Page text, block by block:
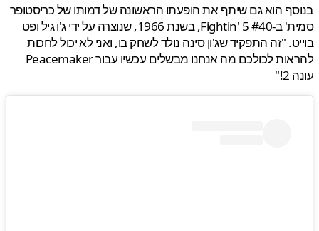
הוא גם שיתף את הופעתו הראשונה של דמותו של כריסטופר
סמית' ב-Fightin' 5 #40, בשנת 1966, שנוצרה על ידי ג'ו גיל ופט
"זה התפקיד שג'ון סינה נולד לשחק בו, ואני לא יכול לחכות
להראות לכולכם מה אנחנו מבשלים עכשיו עבור Peacemaker